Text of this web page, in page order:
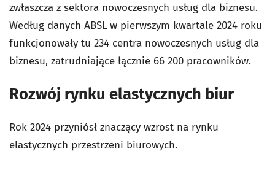
zwłaszcza z sektora nowoczesnych usług dla biznesu.
Według danych ABSL w pierwszym kwartale 2024 roku
funkcjonowały tu 234 centra nowoczesnych usług dla
biznesu, zatrudniające łącznie 66 200 pracowników.
Rozwój rynku elastycznych biur
Rok 2024 przyniósł znaczący wzrost na rynku
elastycznych przestrzeni biurowych.